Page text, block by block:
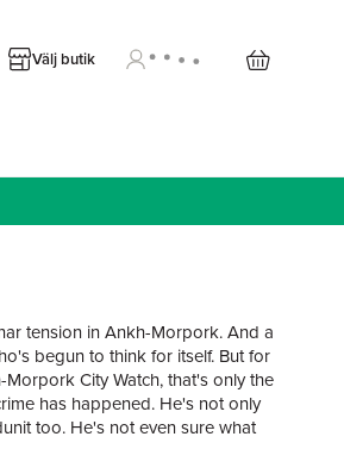
Välj butik
tension in Ankh-Morpork. And a
begun to think for itself. But for
City Watch, that's only the
has happened. He's not only
too. He's not even sure what
the questions are, he's going to